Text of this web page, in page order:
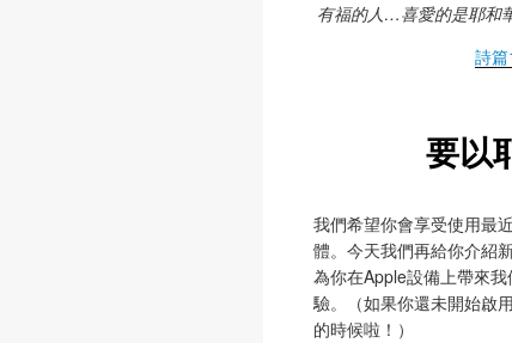
有福的人…喜愛的是耶和
詩篇
要以
我們希望你會享受使用最
體。今天我們再給你介紹
為你在Apple設備上帶來
驗。（如果你還未開始啟
的時候啦！）